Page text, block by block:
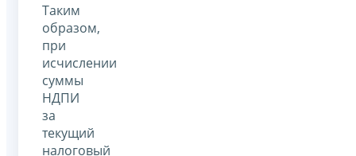
Таким
образом,
при
исчислении
суммы
НДПИ
за
текущий
налоговый